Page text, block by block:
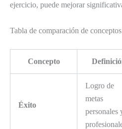
ejercicio, puede mejorar
Tabla de comparación de
Concepto
Éxito
Logro de
metas
personales